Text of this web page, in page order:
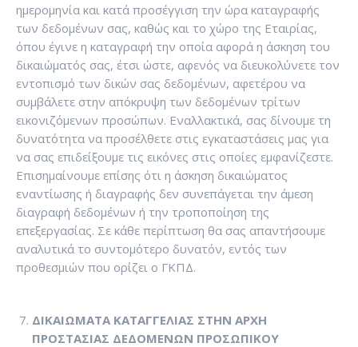
ημερομηνία και κατά προσέγγιση την ώρα καταγραφής
των δεδομένων σας, καθώς και το χώρο της Εταιρίας,
όπου έγινε η καταγραφή την οποία αφορά η άσκηση του
δικαιώματός σας, έτσι ώστε, αφενός να διευκολύνετε τον
εντοπισμό των δικών σας δεδομένων, αφετέρου να
συμβάλετε στην απόκρυψη των δεδομένων τρίτων
εικονιζόμενων προσώπων. Εναλλακτικά, σας δίνουμε τη
δυνατότητα να προσέλθετε στις εγκαταστάσεις μας για
να σας επιδείξουμε τις εικόνες στις οποίες εμφανίζεστε.
Επισημαίνουμε επίσης ότι η άσκηση δικαιώματος
εναντίωσης ή διαγραφής δεν συνεπάγεται την άμεση
διαγραφή δεδομένων ή την τροποποίηση της
επεξεργασίας. Σε κάθε περίπτωση θα σας απαντήσουμε
αναλυτικά το συντομότερο δυνατόν, εντός των
προθεσμιών που ορίζει ο ΓΚΠΔ.
ΔΙΚΑΙΩΜΑΤΑ ΚΑΤΑΓΓΕΛΙΑΣ ΣΤΗΝ ΑΡΧΗ
ΠΡΟΣΤΑΣΙΑΣ ΔΕΔΟΜΕΝΩΝ ΠΡΟΣΩΠΙΚΟΥ